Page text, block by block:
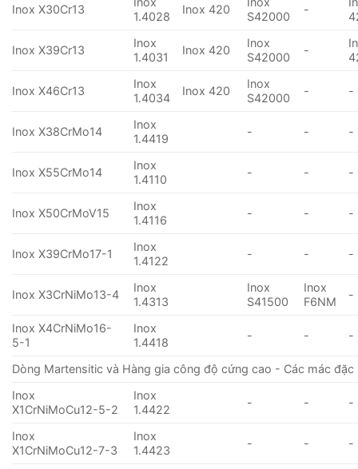
Inox X30Cr13
1.4028
Inox 420
S42000
-
Inox X39Cr13
Inox
1.4031
Inox 420
Inox
S42000
-
Inox X46Cr13
Inox
1.4034
Inox 420
Inox
S42000
- -
Inox X38CrMo14
Inox
1.4419
- - -
Inox X55CrMo14
Inox
1.4110
- - -
Inox X50CrMoV15
Inox
1.4116
- - -
Inox X39CrMo17-1
Inox
1.4122
- - -
Inox X3CrNiMo13-4
Inox
1.4313
Inox
S41500
Inox
F6NM
-
Inox X4CrNiMo16-
5-1
Inox
1.4418
- - -
Dòng Martensitic và Hàng gia công độ cứng cao - Các mác đặc
Inox
X1CrNiMoCu12-5-2
Inox
1.4422
- - -
Inox
X1CrNiMoCu12-7-3
Inox
1.4423
- - -